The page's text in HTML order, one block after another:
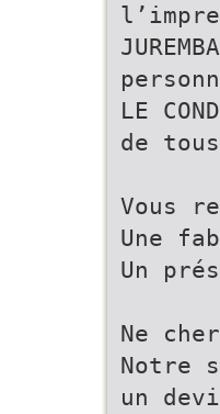
LE
de
Vous
Une
Un
Ne
Notre
un